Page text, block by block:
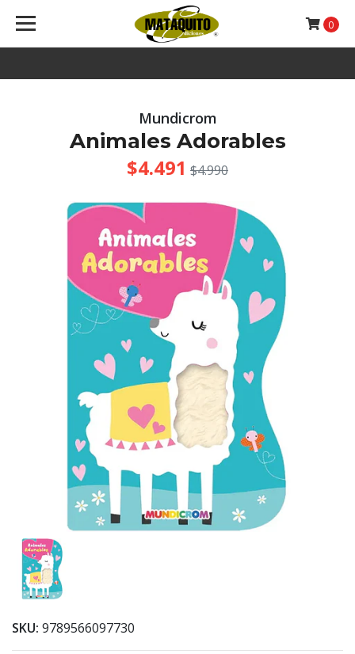
0
Mundicrom
Animales Adorables
$4.491 $4.990
SKU: 9789566097730